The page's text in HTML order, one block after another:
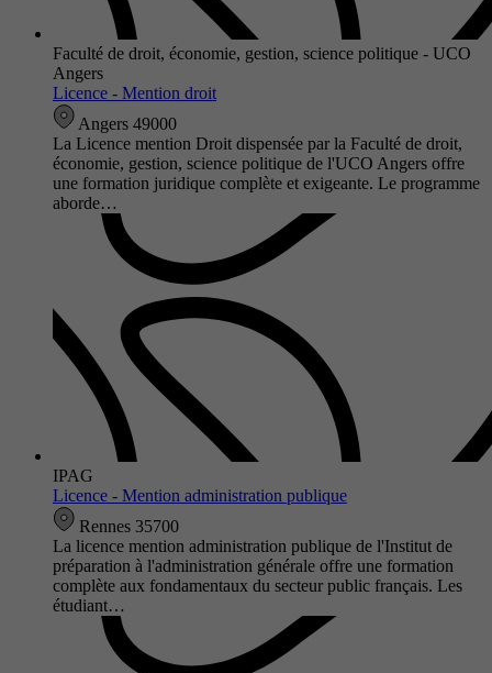
Faculté de droit, économie, gestion, science politique - UCO
Angers
Licence - Mention droit
Angers 49000
La Licence mention Droit dispensée par la Faculté de droit,
économie, gestion, science politique de l'UCO Angers offre
une formation juridique complète et exigeante. Le programme
aborde…
IPAG
Licence - Mention administration publique
Rennes 35700
La licence mention administration publique de l'Institut de
préparation à l'administration générale offre une formation
complète aux fondamentaux du secteur public français. Les
étudiant…